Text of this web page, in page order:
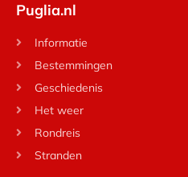
Puglia.nl
Informatie
Bestemmingen
Geschiedenis
Het weer
Rondreis
Stranden